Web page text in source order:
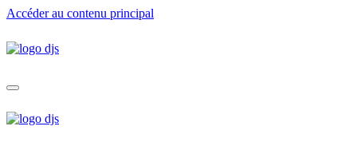
Accéder au contenu principal